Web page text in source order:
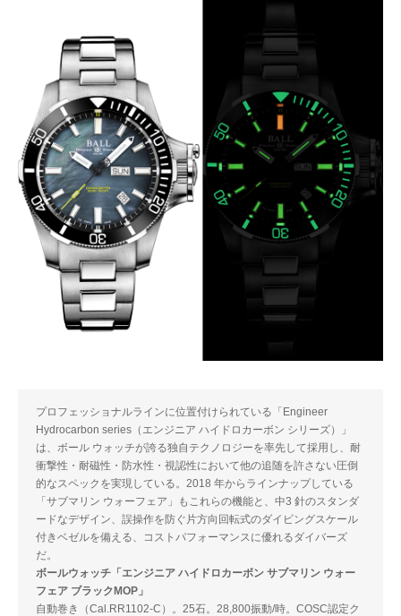
プロフェッショナルラインに位置付けられている「Engineer
Hydrocarbon series（エンジニア ハイドロカーボン シリーズ）」
は、ボール ウォッチが誇る独自テクノロジーを率先して採用し、耐
衝撃性・耐磁性・防水性・視認性において他の追随を許さない圧倒
的なスペックを実現している。2018 年からラインナップしている
「サブマリン ウォーフェア」もこれらの機能と、中3 針のスタンダ
ードなデザイン、誤操作を防ぐ片方向回転式のダイビングスケール
付きベゼルを備える、コストパフォーマンスに優れるダイバーズ
だ。
ボールウォッチ「エンジニア ハイドロカーボン サブマリン ウォー
フェア ブラックMOP」
自動巻き（Cal.RR1102-C）。25石。28,800振動/時。COSC認定ク